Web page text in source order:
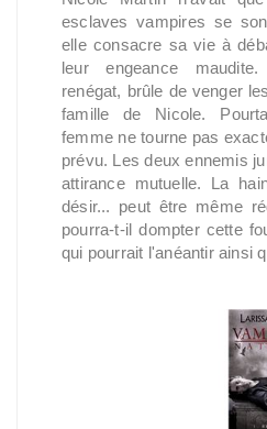
esclaves vampires se
elle consacre sa vie à
leur engeance
renégat, brûle de venger
famille de Nicole.
femme ne tourne pas
prévu. Les deux ennemis
attirance mutuelle. La
désir... peut être même
pourra-t-il dompter cette
qui pourrait l'anéantir ainsi